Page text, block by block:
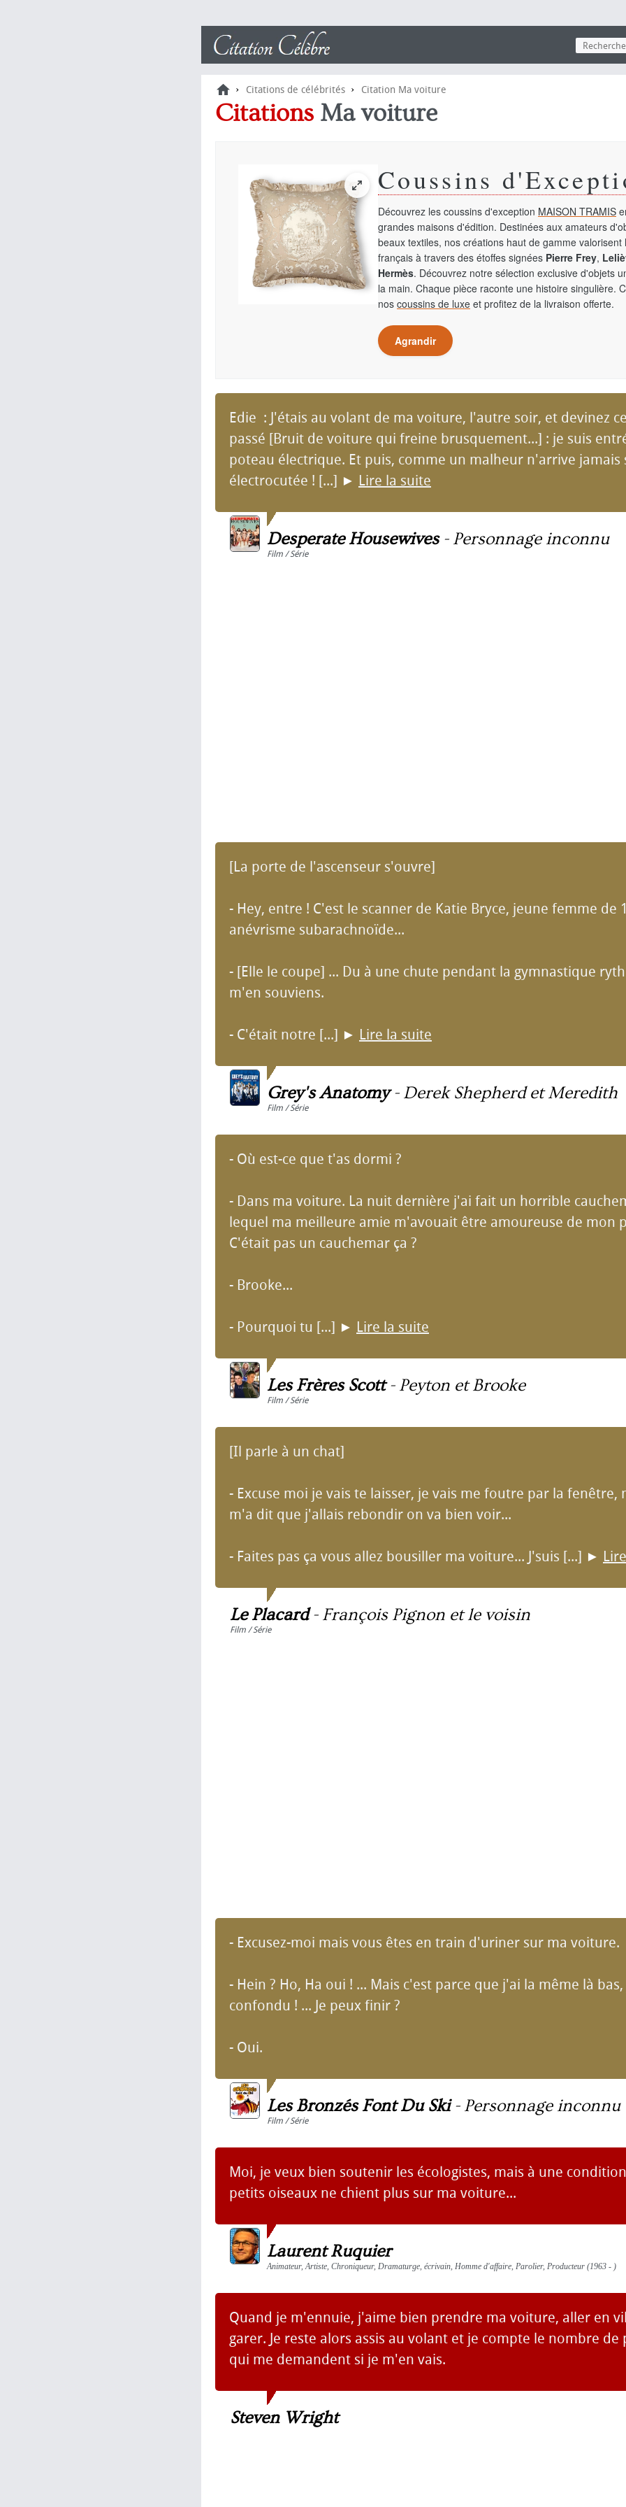
› Citations de célébrités › Citation Ma voiture
Citations Ma voiture
Coussins
Découvrez les coussins d'exception MAISON TRAMIS
grandes maisons d'édition. Destinées aux amateurs
beaux textiles, nos créations haut de gamme valorisent
français à travers des étoffes signées Pierre Frey,
Hermès. Découvrez notre sélection exclusive d'objets
la main. Chaque pièce raconte une histoire singulière.
nos coussins de luxe et profitez de la livraison offerte.
Agrandir
Edie : J'étais au volant de ma voiture, l'autre soir, et devinez
passé [Bruit de voiture qui freine brusquement...] : je suis
poteau électrique. Et puis, comme un malheur n'arrive jamais
électrocutée ! [...] ► Lire la suite
Desperate Housewives- Personnage inconnu
Film / Série
[La porte de l'ascenseur s'ouvre]
- Hey, entre ! C'est le scanner de Katie Bryce, jeune femme de
anévrisme subarachnoïde...
- [Elle le coupe] ... Du à une chute pendant la gymnastique
m'en souviens.
- C'était notre [...] ► Lire la suite
Grey's Anatomy- Derek Shepherd et Meredith
Film / Série
- Où est-ce que t'as dormi ?
- Dans ma voiture. La nuit dernière j'ai fait un horrible
lequel ma meilleure amie m'avouait être amoureuse de mon
C'était pas un cauchemar ça ?
- Brooke...
- Pourquoi tu [...] ► Lire la suite
Les Frères Scott- Peyton et Brooke
Film / Série
[Il parle à un chat]
- Excuse moi je vais te laisser, je vais me foutre par la fenêtre,
m'a dit que j'allais rebondir on va bien voir...
- Faites pas ça vous allez bousiller ma voiture... J'suis [...] ►
Le Placard- François Pignon et le voisin
Film / Série
- Excusez-moi mais vous êtes en train d'uriner sur ma voiture.
- Hein ? Ho, Ha oui ! ... Mais c'est parce que j'ai la même là
confondu ! ... Je peux finir ?
- Oui.
Les Bronzés Font Du Ski- Personnage inconnu
Film / Série
Moi, je veux bien soutenir les écologistes, mais à une
petits oiseaux ne chient plus sur ma voiture...
Laurent Ruquier
Animateur, Artiste, Chroniqueur, Dramaturge, écrivain, Homme d'affaire, Parolier, Producteur (1963 - )
Quand je m'ennuie, j'aime bien prendre ma voiture, aller en
garer. Je reste alors assis au volant et je compte le nombre de
qui me demandent si je m'en vais.
Steven Wright